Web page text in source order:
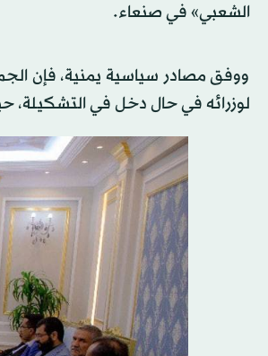
الشعبي» في صنعاء.
ووفق مصادر سياسية يمنية، فإن
لوزرائه في حال دخل في